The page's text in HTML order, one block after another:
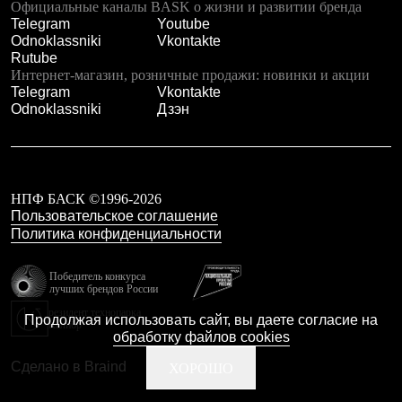
Рубашки
Футболки
Толстовки
Брюки
Термобелье
Теплое термобелье
Среднее термобелье
Флисовая одежда
Детская одежда
Утепленная пухом
Комбинезоны
Брюки
Утепленная синтетикой
Куртки
Футболки
Официальные каналы BASK о жизни и развитии бренда
Telegram
Youtube
Odnoklassniki
Vkontakte
Rutube
Интернет-магазин, розничные продажи: новинки и акции
Telegram
Vkontakte
Odnoklassniki
Дзэн
НПФ БАСК ©1996-2026
Пользовательское соглашение
Политика конфиденциальности
Победитель конкурса
лучших брендов России
Калибр
Сделано в Braind
Продолжая использовать сайт, вы даете согласие на
обработку файлов cookies